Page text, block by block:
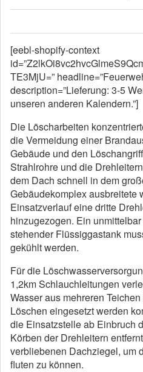
[eebl-shopify-context
TE3MjU=”
description=”Lieferung: 3-5
unseren anderen Kalendern.”]
Die Löscharbeiten
die Vermeidung einer
Gebäude und den
Strahlrohre und die
dem Dach schnell in dem
Gebäudekomplex ausbreitete
Einsatzverlauf eine dritte
hinzugezogen. Ein
stehender Flüssiggastank
gekühlt werden.
Für die
1,2km Schlauchleitungen
Wasser aus mehreren
Löschen eingesetzt werden
die Einsatzstelle ab Einbruch
Körben der Drehleitern
verbliebenen Dachziegel, um
fluten zu können.